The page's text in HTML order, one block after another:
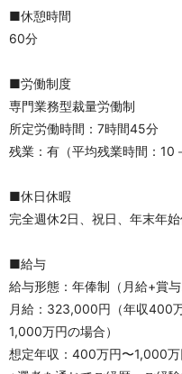
■休憩時間
60分
■労働制度
専門業務型裁量労働制
所定労働時間：7時間45分
残業：有（平均残業時間：10
■休日休暇
完全週休2日、祝日、年末年
■給与
給与形態：年俸制（月給+賞与
月給：323,000円（年収400
1,000万円の場合）
想定年収：400万円〜1,000万